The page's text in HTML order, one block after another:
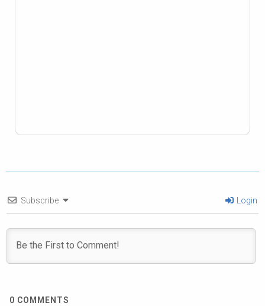
Subscribe Login
0 COMMENTS